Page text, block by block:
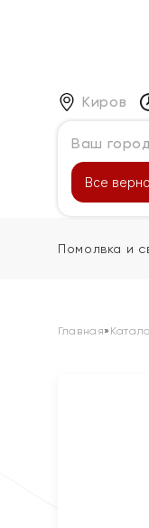
Киров
Ваш
Все верно
Помолвка и
Главная»